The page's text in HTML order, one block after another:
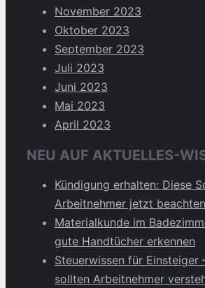
November 2023
Oktober 2023
September 2023
Juli 2023
Juni 2023
Mai 2023
April 2023
NEU AUF AKTUELLES-
Kündigung erhalten: Diese
Arbeitnehmer jetzt beachten
Materialkunde im
gute Handtücher erkennen
Steuerwissen für Einsteiger
sollten Arbeitnehmer